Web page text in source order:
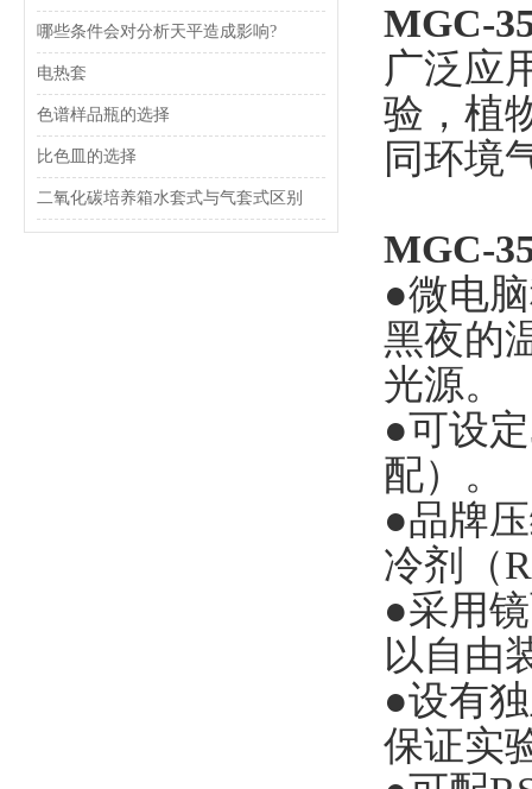
哪些条件会对分析天平造成影响?
电热套
色谱样品瓶的选择
比色皿的选择
二氧化碳培养箱水套式与气套式区别
MGC-
广泛应
验，植
同环境
MGC-
●微电
黑夜的
光源。
●可设
配）。
●品牌
冷剂（
●采用
以自由
●设有
保证实